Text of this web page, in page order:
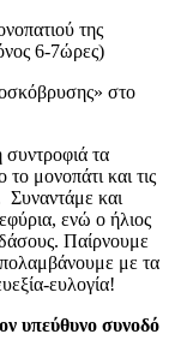
της
6-7ώρες)
στο
τα
μονοπάτι και τις
και
ενώ ο ήλιος
Παίρνουμε
με τα
ευλογία!
υπεύθυνο συνοδό